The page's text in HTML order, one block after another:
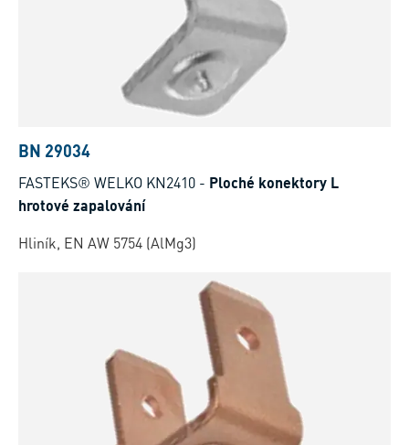
BN 29034
FASTEKS® WELKO KN2410 - Ploché konektory L
hrotové zapalování
Hliník, EN AW 5754 (AlMg3)